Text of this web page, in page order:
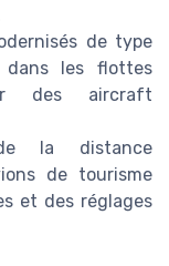
de type
dans les flottes
des aircraft
de la distance
de tourisme
et des réglages